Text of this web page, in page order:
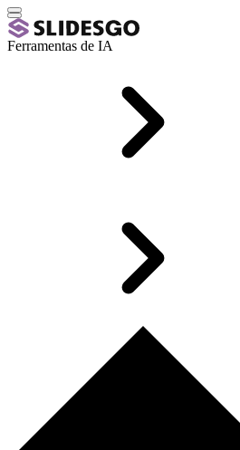
Ferramentas de IA